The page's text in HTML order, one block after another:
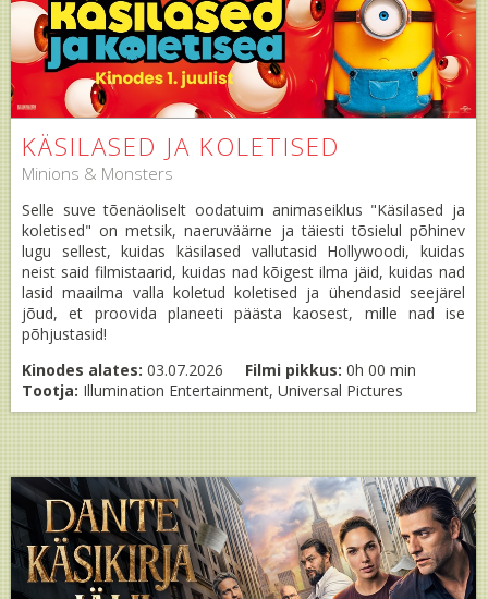
KÄSILASED JA KOLETISED
Minions & Monsters
Selle suve tõenäoliselt oodatuim animaseiklus "Käsilased ja
koletised" on metsik, naeruväärne ja täiesti tõsielul põhinev
lugu sellest, kuidas käsilased vallutasid Hollywoodi, kuidas
neist said filmistaarid, kuidas nad kõigest ilma jäid, kuidas nad
lasid maailma valla koletud koletised ja ühendasid seejärel
jõud, et proovida planeeti päästa kaosest, mille nad ise
põhjustasid!
Kinodes alates: 03.07.2026 Filmi pikkus: 0h 00 min
Tootja: Illumination Entertainment, Universal Pictures